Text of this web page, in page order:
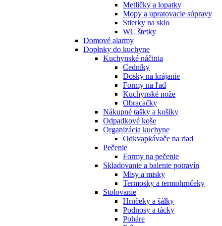
Metličky a lopatky
Mopy a upratovacie súpravy
Stierky na sklo
WC štetky
Domové alarmy
Doplnky do kuchyne
Kuchynské náčinia
Cedníky
Dosky na krájanie
Formy na ľad
Kuchynské nože
Obracačky
Nákupné tašky a košíky
Odpadkové koše
Organizácia kuchyne
Odkvapkávače na riad
Pečenie
Formy na pečenie
Skladovanie a balenie potravín
Misy a misky
Termosky a termohrnčeky
Stolovanie
Hrnčeky a šálky
Podnosy a tácky
Poháre